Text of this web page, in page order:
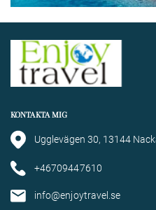
KONTAKTA MIG
Ugglevägen 30, 13144
+46709447610
info@enjoytravel.se